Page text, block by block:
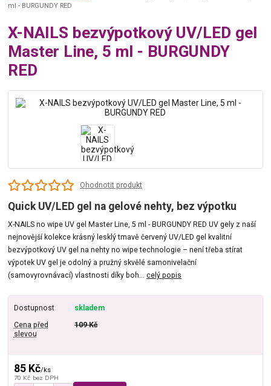
ml - BURGUNDY RED
X-NAILS bezvýpotkový UV/LED gel
Master Line, 5 ml - BURGUNDY
RED
Ohodnotit produkt
Quick UV/LED gel na gelové nehty, bez výpotku
X-NAILS no wipe UV gel Master Line, 5 ml - BURGUNDY RED UV gely z naší
nejnovější kolekce krásný lesklý tmavě červený UV/LED gel kvalitní
bezvýpotkový UV gel na nehty no wipe technologie – není třeba stírat
výpotek UV gel je odolný a pružný skvělé samonivelační
(samovyrovnávací) vlastnosti díky boh...celý popis
Dostupnost skladem
Cena před
slevou
109 Kč
85 Kč/ks
70 Kč bez DPH